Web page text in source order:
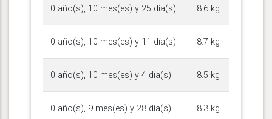
0 año(s), 10 mes(es) y 25 día(s) 8.6 kg
0 año(s), 10 mes(es) y 11 día(s) 8.7 kg
0 año(s), 10 mes(es) y 4 día(s) 8.5 kg
0 año(s), 9 mes(es) y 28 día(s) 8.3 kg